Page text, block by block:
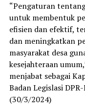
“Pengaturan
untuk membentuk
efisien dan efektif,
dan meningkatkan
masyarakat desa
kesejahteraan
menjabat sebagai
Badan Legislasi
(30/3/2024)